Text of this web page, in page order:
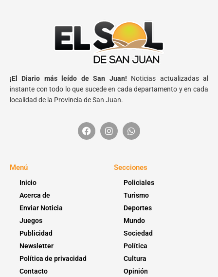
¡El Diario más leído de San Juan! Noticias actualizadas al
instante con todo lo que sucede en cada departamento y en cada
localidad de la Provincia de San Juan.
Menú
Inicio
Acerca de
Enviar Noticia
Juegos
Publicidad
Newsletter
Política de privacidad
Contacto
Secciones
Policiales
Turismo
Deportes
Mundo
Sociedad
Política
Cultura
Opinión